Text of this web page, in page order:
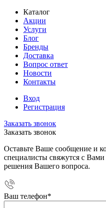
Каталог
Акции
Услуги
Блог
Бренды
Доставка
Вопрос ответ
Новости
Контакты
Вход
Регистрация
Заказать звонок
Заказать звонок
Оставьте Ваше сообщение и
специалисты свяжутся с
решения Вашего вопроса.
Ваш телефон*